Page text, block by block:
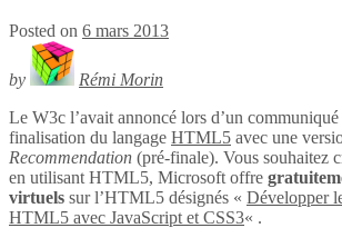
Posted on 6 mars 2013
by
Rémi Morin
Le W3c l’avait annoncé lors d’un
finalisation du langage HTML5 avec une
Recommendation (pré-finale). Vous souhaitez
en utilisant HTML5, Microsoft offre
virtuels sur l’HTML5 désignés « Développer
HTML5 avec JavaScript et CSS3« .